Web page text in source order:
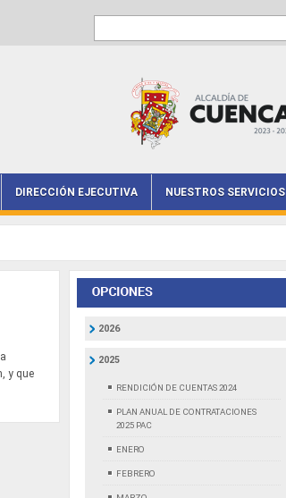
DIRECCIÓN EJECUTIVA NUESTROS SERVICIOS
y que
2026
2025
RENDICIÓN DE CUENTAS 2024
PLAN ANUAL DE CONTRATACIONES
2025 PAC
ENERO
FEBRERO